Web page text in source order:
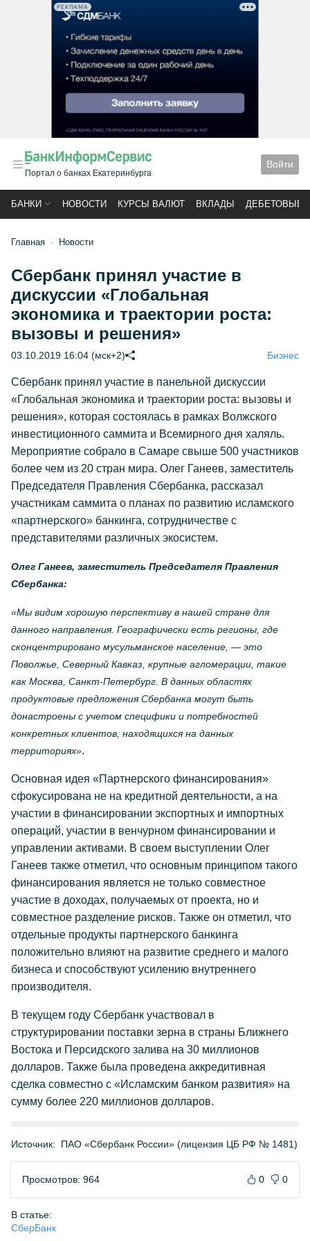
РЕКЛАМА
Портал о банках Екатеринбурга
Войти
БАНКИ НОВОСТИ КУРСЫ ВАЛЮТ ВКЛАДЫ ДЕБЕТОВЫЕ
Главная Новости
Сбербанк принял участие в
дискуссии «Глобальная
экономика и траектории роста:
вызовы и решения»
03.10.2019 16:04 (мск+2) Бизнес
Сбербанк принял участие в панельной дискуссии
«Глобальная экономика и траектории роста: вызовы и
решения», которая состоялась в рамках Волжского
инвестиционного саммита и Всемирного дня халяль.
Мероприятие собрало в Самаре свыше 500 участников
более чем из 20 стран мира. Олег Ганеев, заместитель
Председателя Правления Сбербанка, рассказал
участникам саммита о планах по развитию исламского
«партнерского» банкинга, сотрудничестве с
представителями различных экосистем.
Олег Ганеев, заместитель Председателя Правления
Сбербанка:
«Мы видим хорошую перспективу в нашей стране для
данного направления. Географически есть регионы, где
сконцентрировано мусульманское население, — это
Поволжье, Северный Кавказ, крупные агломерации, такие
как Москва, Санкт-Петербург. В данных областях
продуктовые предложения Сбербанка могут быть
донастроены с учетом специфики и потребностей
конкретных клиентов, находящихся на данных
территориях».
Основная идея «Партнерского финансирования»
сфокусирована не на кредитной деятельности, а на
участии в финансировании экспортных и импортных
операций, участии в венчурном финансировании и
управлении активами. В своем выступлении Олег
Ганеев также отметил, что основным принципом такого
финансирования является не только совместное
участие в доходах, получаемых от проекта, но и
совместное разделение рисков. Также он отметил, что
отдельные продукты партнерского банкинга
положительно влияют на развитие среднего и малого
бизнеса и способствуют усилению внутреннего
производителя.
В текущем году Сбербанк участвовал в
структурировании поставки зерна в страны Ближнего
Востока и Персидского залива на 30 миллионов
долларов. Также была проведена аккредитивная
сделка совместно с «Исламским банком развития» на
сумму более 220 миллионов долларов.
Источник: ПАО «Сбербанк России» (лицензия ЦБ РФ № 1481)
Просмотров: 964 0 0
В статье:
СберБанк